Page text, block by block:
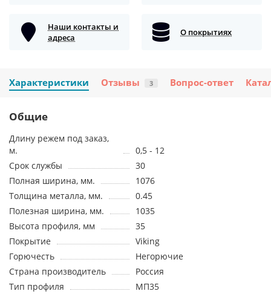
Наши контакты и
адреса
О покрытиях
Характеристики Отзывы 3 Вопрос-ответ
Общие
Длину режем под заказ,
м.
0,5 - 12
Срок службы
30
Полная ширина, мм.
1076
Толщина металла, мм.
0.45
Полезная ширина, мм.
1035
Высота профиля, мм
35
Покрытие
Viking
Горючесть
Негорючие
Страна производитель
Россия
Тип профиля
МП35